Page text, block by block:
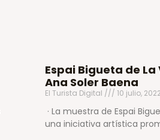
Espai Bigueta de
Ana Soler Baena
El Turista Digital 10 julio, 2022
· La muestra de Espai
una iniciativa artística